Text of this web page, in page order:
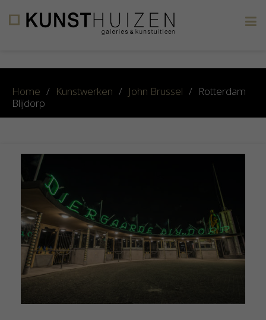
Home / Kunstwerken / John Brussel / Rotterdam
Blijdorp